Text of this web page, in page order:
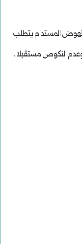
المستدام يتطلب
وعدم النكوص مستقبلا .